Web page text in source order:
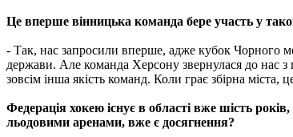
Це вперше вінницька команда бере участь у
- Так, нас запросили вперше, адже кубок Чорного
держави. Але команда Херсону звернулася до нас з
зовсім інша якість команд. Коли грає збірна міста,
Федерація хокею існує в області вже шість
льодовими аренами, вже є досягнення?